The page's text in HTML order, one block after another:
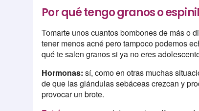
Por qué tengo granos o
Tomarte unos cuantos bombones de más o
tener menos acné pero tampoco podemos
qué te salen granos si ya no eres
Hormonas: sí, como en otras muchas
de que las glándulas sebáceas crezcan y
provocar un brote.